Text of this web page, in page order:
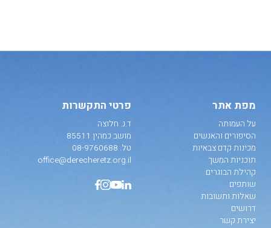
מפת אתר
על העמותה
הסיפורים והאנשים
מכינות קדם צבאיות
תוכניות המשך
קהילת הבוגרים
שותפים
שאלות ותשובות
דרושים
יצירת קשר
פרטי התקשרות
ד.נ. חלוצה
מושב כמהין 85511
טל. 08-9760688
office@derecheretz.org.il